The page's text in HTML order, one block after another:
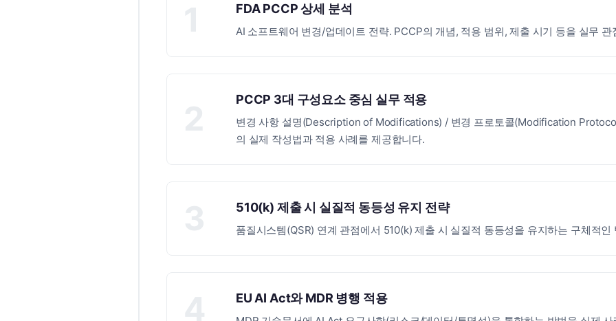
FDA PCCP 상세 분석
AI 소프트웨어 변경/업데이트 전략. PCCP의 개념, 적용 범위, 제출 시기 등을 실무
PCCP 3대 구성요소 중심 실무 적용
변경 사항 설명(Description of Modifications) / 변경 프로토콜(Modification
의 실제 작성법과 적용 사례를 제공합니다.
510(k) 제출 시 실질적 동등성 유지 전략
품질시스템(QSR) 연계 관점에서 510(k) 제출 시 실질적 동등성을 유지하는 구체적인
EU AI Act와 MDR 병행 적용